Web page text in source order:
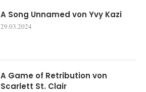
A Song Unnamed von Yvy Kazi
29.03.2024
A Game of Retribution von
Scarlett St. Clair